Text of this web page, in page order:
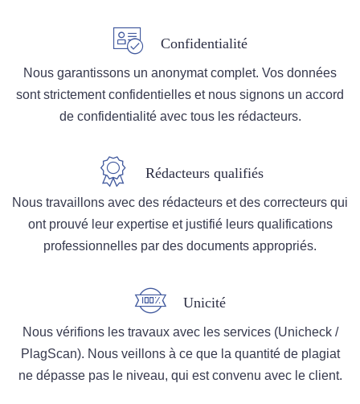
Confidentialité
Nous garantissons un anonymat complet. Vos données
sont strictement confidentielles et nous signons un accord
de confidentialité avec tous les rédacteurs.
Rédacteurs qualifiés
Nous travaillons avec des rédacteurs et des correcteurs qui
ont prouvé leur expertise et justifié leurs qualifications
professionnelles par des documents appropriés.
Unicité
Nous vérifions les travaux avec les services (Unicheck /
PlagScan). Nous veillons à ce que la quantité de plagiat
ne dépasse pas le niveau, qui est convenu avec le client.